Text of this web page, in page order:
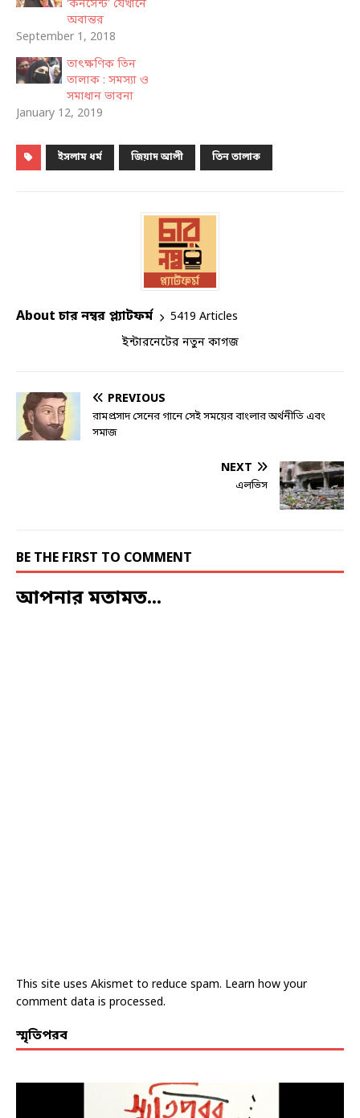
‘কনসেন্ট’ যেখানে
অবান্তর
September 1, 2018
তাৎক্ষণিক তিন
তালাক : সমস্যা ও
সমাধান ভাবনা
January 12, 2019
ইসলাম ধর্ম জিয়াদ আলী তিন তালাক
About চার নম্বর প্ল্যাটফর্ম
5419 Articles
ইন্টারনেটের নতুন কাগজ
PREVIOUS
রামপ্রসাদ সেনের গানে সেই সময়ের বাংলার অর্থনীতি এবং
সমাজ
NEXT
এলভিস
BE THE FIRST TO COMMENT
আপনার মতামত...
This site uses Akismet to reduce spam. Learn how your
comment data is processed.
স্মৃতিপরব